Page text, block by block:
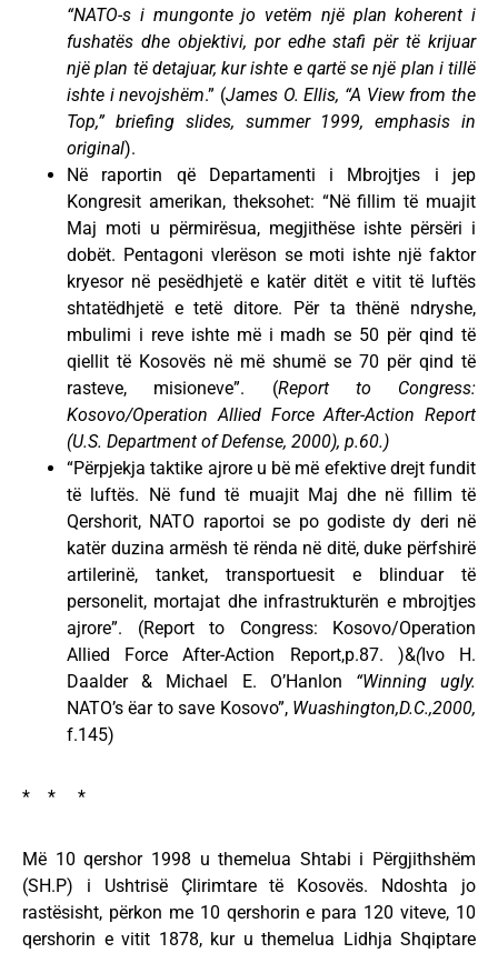
“NATO-s i mungonte jo vetëm një plan koherent i
fushatës dhe objektivi, por edhe stafi për të krijuar
një plan të detajuar, kur ishte e qartë se një plan i tillë
ishte i nevojshëm.” (James O. Ellis, “A View from the
Top,” briefing slides, summer 1999, emphasis in
original).
Në raportin që Departamenti i Mbrojtjes i jep
Kongresit amerikan, theksohet: “Në fillim të muajit
Maj moti u përmirësua, megjithëse ishte përsëri i
dobët. Pentagoni vlerëson se moti ishte një faktor
kryesor në pesëdhjetë e katër ditët e vitit të luftës
shtatëdhjetë e tetë ditore. Për ta thënë ndryshe,
mbulimi i reve ishte më i madh se 50 për qind të
qiellit të Kosovës në më shumë se 70 për qind të
rasteve, misioneve”. (Report to Congress:
Kosovo/Operation Allied Force After-Action Report
(U.S. Department of Defense, 2000), p.60.)
“Përpjekja taktike ajrore u bë më efektive drejt fundit
të luftës. Në fund të muajit Maj dhe në fillim të
Qershorit, NATO raportoi se po godiste dy deri në
katër duzina armësh të rënda në ditë, duke përfshirë
artilerinë, tanket, transportuesit e blinduar të
personelit, mortajat dhe infrastrukturën e mbrojtjes
ajrore”. (Report to Congress: Kosovo/Operation
Allied Force After-Action Report,p.87. )&(Ivo H.
Daalder & Michael E. O’Hanlon “Winning ugly.
NATO’s ëar to save Kosovo”,Wuashington,D.C.,2000,
f.145)
* * *
Më 10 qershor 1998 u themelua Shtabi i Përgjithshëm
(SH.P) i Ushtrisë Çlirimtare të Kosovës. Ndoshta jo
rastësisht, përkon me 10 qershorin e para 120 viteve, 10
qershorin e vitit 1878, kur u themelua Lidhja Shqiptare